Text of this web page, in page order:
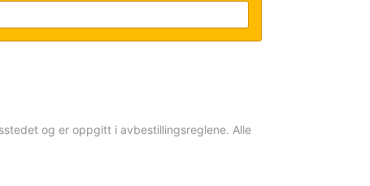
og er oppgitt i avbestillingsreglene. Alle